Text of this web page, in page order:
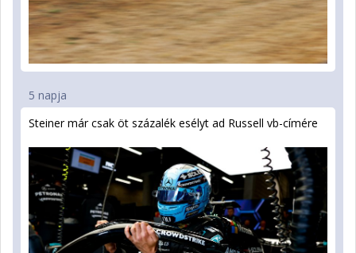
5 napja
Steiner már csak öt százalék esélyt ad Russell vb-címére